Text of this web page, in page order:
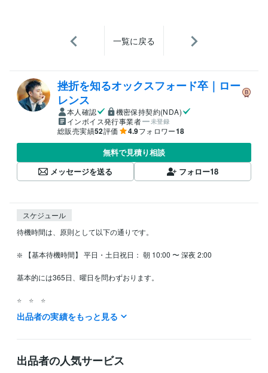
一覧に戻る
挫折を知るオックスフォード卒｜ロー
レンス
本人確認
機密保持契約(NDA)
インボイス発行事業者
未登録
総販売実績52評価 4.9フォロワー18
無料で見積り相談
メッセージを送る
フォロー18
スケジュール
待機時間は、原則として以下の通りです。
❇️ 【基本待機時間】 平日・土日祝日： 朝 10:00 〜 深夜 2:00
基本的には365日、曜日を問わずおります。
⭐　⭐　⭐
❇️あなたのタイミングで頼ってください
「誰かと話して、気持ちを落ち着かせてから眠りたい」
出品者の実績をもっと見る
出品者の人気サービス